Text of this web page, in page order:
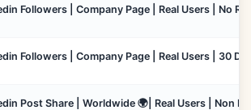
Followers | Company Page | Real Users | No
Followers | Company Page | Real Users | 30
Post Share | Worldwide 🌍| Real Users | Non